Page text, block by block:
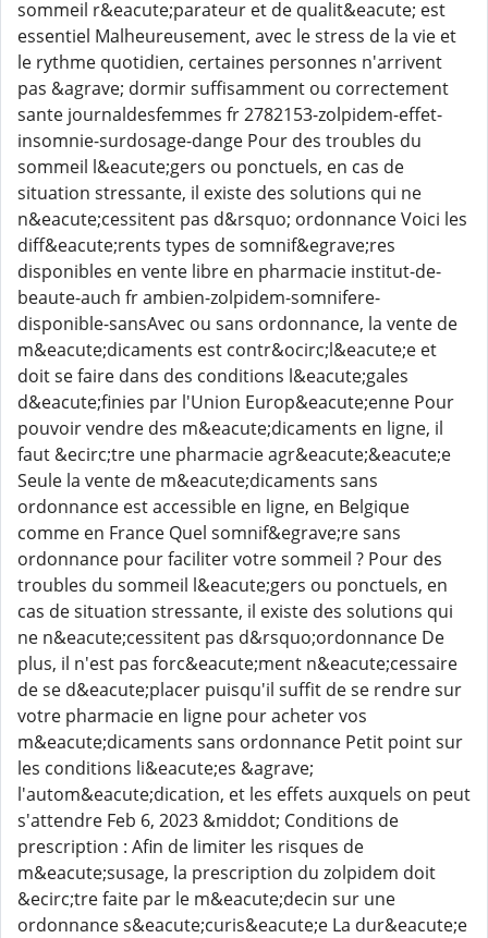
sommeil r&eacute;parateur et de qualit&eacute; est
essentiel Malheureusement, avec le stress de la vie et
le rythme quotidien, certaines personnes n'arrivent
pas &agrave; dormir suffisamment ou correctement
sante journaldesfemmes fr 2782153-zolpidem-effet-
insomnie-surdosage-dange Pour des troubles du
sommeil l&eacute;gers ou ponctuels, en cas de
situation stressante, il existe des solutions qui ne
n&eacute;cessitent pas d&rsquo; ordonnance Voici les
diff&eacute;rents types de somnif&egrave;res
disponibles en vente libre en pharmacie institut-de-
beaute-auch fr ambien-zolpidem-somnifere-
disponible-sansAvec ou sans ordonnance, la vente de
m&eacute;dicaments est contr&ocirc;l&eacute;e et
doit se faire dans des conditions l&eacute;gales
d&eacute;finies par l'Union Europ&eacute;enne Pour
pouvoir vendre des m&eacute;dicaments en ligne, il
faut &ecirc;tre une pharmacie agr&eacute;&eacute;e
Seule la vente de m&eacute;dicaments sans
ordonnance est accessible en ligne, en Belgique
comme en France Quel somnif&egrave;re sans
ordonnance pour faciliter votre sommeil ? Pour des
troubles du sommeil l&eacute;gers ou ponctuels, en
cas de situation stressante, il existe des solutions qui
ne n&eacute;cessitent pas d&rsquo;ordonnance De
plus, il n'est pas forc&eacute;ment n&eacute;cessaire
de se d&eacute;placer puisqu'il suffit de se rendre sur
votre pharmacie en ligne pour acheter vos
m&eacute;dicaments sans ordonnance Petit point sur
les conditions li&eacute;es &agrave;
l'autom&eacute;dication, et les effets auxquels on peut
s'attendre Feb 6, 2023 &middot; Conditions de
prescription : Afin de limiter les risques de
m&eacute;susage, la prescription du zolpidem doit
&ecirc;tre faite par le m&eacute;decin sur une
ordonnance s&eacute;curis&eacute;e La dur&eacute;e